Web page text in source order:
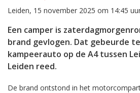
Leiden, 15 november 2025 om 14:45
Een camper is
brand gevlogen. Dat gebeurde
kampeerauto op de A4 tussen
Leiden reed.
De brand ontstond in het